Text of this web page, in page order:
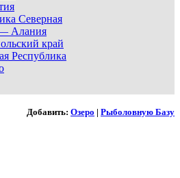
Северная
Алания
край
Республика
Добавить: Озеро | Рыболовную Базу